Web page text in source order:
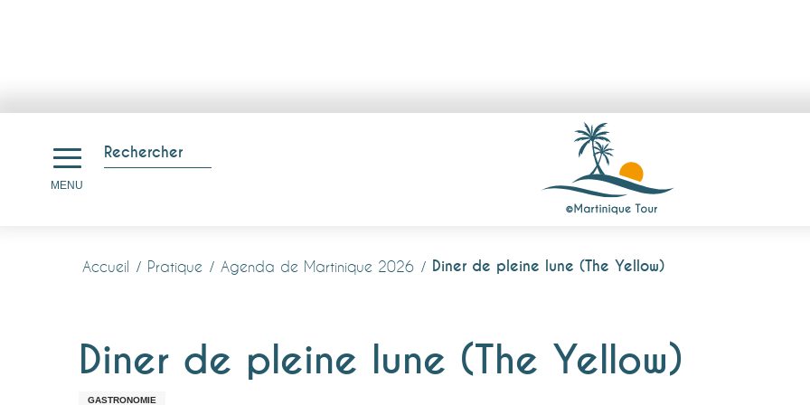
principal
Rechercher
MENU
Accueil Pratique Agenda de Martinique 2026 Diner de pleine lune (The Yellow)
Diner de pleine lune (The Yellow)
GASTRONOMIE